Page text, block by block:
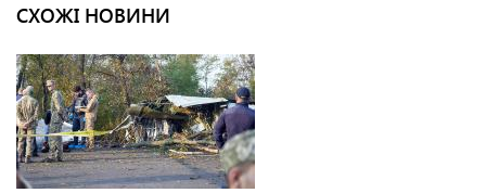
СХОЖІ НОВИНИ